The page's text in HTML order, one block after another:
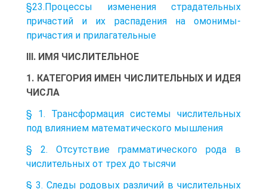
§23.Процессы изменения страдательных
причастий и их распадения на омонимы-
причастия и прилагательные
III. ИМЯ ЧИСЛИТЕЛЬНОЕ
1. КАТЕГОРИЯ ИМЕН ЧИСЛИТЕЛЬНЫХ И ИДЕЯ
ЧИСЛА
§ 1. Трансформация системы числительных
под влиянием математического мышления
§ 2. Отсутствие грамматического рода в
числительных от трех до тысячи
§ 3. Следы родовых различий в числительных